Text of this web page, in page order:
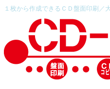
１枚から作成できるＣＤ盤面印刷／